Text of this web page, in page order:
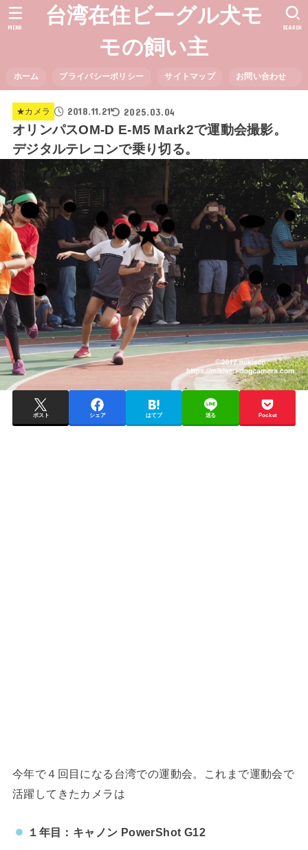
台湾在住ビーグル犬モ
モの飼い主
ホーム プライバシーポリシー サイトマップ お問い合わせ
SEARCH
MENU
★カメラ 2018.11.21 2025.03.04
オリンパスOM-D E-M5 Mark2で運動会撮影。
デジタルテレコンで乗り切る。
ポスト シェア はてブ 送る Pocket
今年で４回目になる台湾での運動会。これまで運動会で
活躍してきたカメラは
１年目：キャノン PowerShot G12